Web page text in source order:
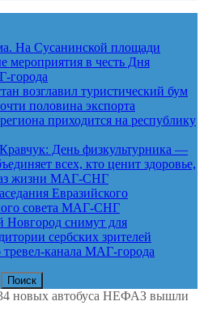
На Сусанинской площади
мероприятия в честь Дня
города
возглавил туристический бум
половина экспорта
приходится на республику
День физкультурника —
всех, кто ценит здоровье,
жизни МАГ-СНГ
Евразийского
совета МАГ-СНГ
снимут для
сербских зрителей
канала МАГ-города
новых автобуса НЕФАЗ вышли